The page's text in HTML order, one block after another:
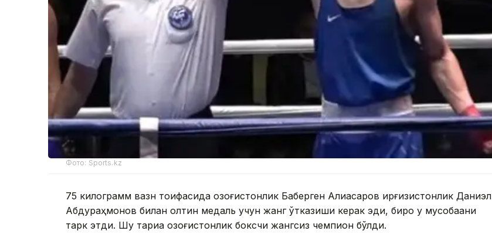
Фото: Sports.kz
75 килограмм вазн тоифасида қозоғистонлик Бақберген Алиасқаров қирғизистонлик Даниэл
Абдураҳмонов билан олтин медаль учун жанг ўтказиши керак эди, бироқ у мусобақани
тарк этди. Шу тариқа қозоғистонлик боксчи жангсиз чемпион бўлди.